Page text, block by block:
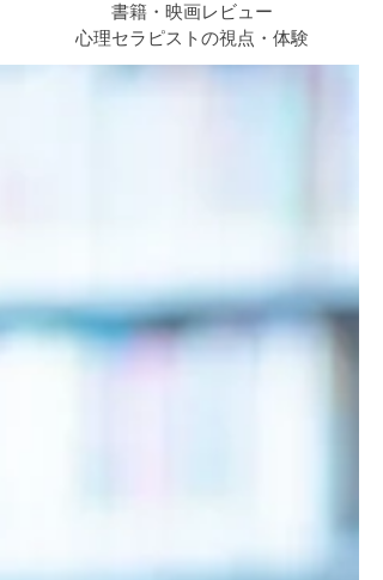
書籍・映画レビュー
心理セラピストの視点・体験